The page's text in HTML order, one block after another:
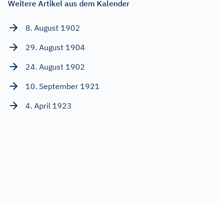
Weitere Artikel aus dem Kalender
8. August 1902
29. August 1904
24. August 1902
10. September 1921
4. April 1923